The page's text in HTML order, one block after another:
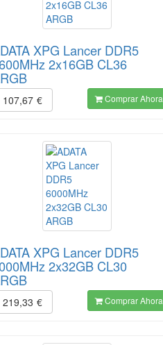
XPG Lancer DDR5
2x16GB CL36
107,67 € Comprar Ahora
XPG Lancer DDR5
2x32GB CL30
219,33 € Comprar Ahora